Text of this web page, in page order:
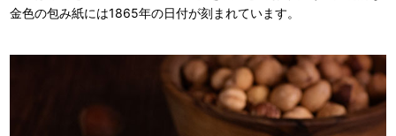
金色の包み紙には1865年の日付が刻まれています。